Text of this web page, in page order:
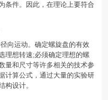
条件。因此，在理论上要符合
向运动。确定螺旋盘的有效
理想转速;必须确定理想的螺
量和尺寸等许多相关的技术参
计算公式，通过大量的实验研
构设计。